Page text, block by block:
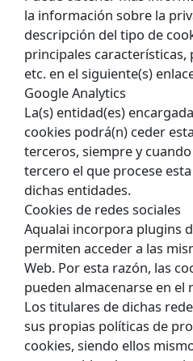
la información sobre la
descripción del tipo de
principales
etc. en el siguiente(s)
Google Analytics
La(s) entidad(es)
cookies podrá(n) ceder
terceros, siempre y
tercero el que procese
dichas entidades.
Cookies de redes sociales
Aqualai incorpora plugins
permiten acceder a las
Web. Por esta razón, las
pueden almacenarse en el
Los titulares de dichas
sus propias políticas de
cookies, siendo ellos